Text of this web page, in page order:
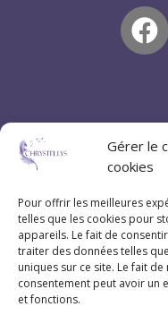
Gérer le
cookies
Pour offrir les meilleures
telles que les cookies pour
appareils. Le fait de
traiter des données telles
uniques sur ce site. Le fait
consentement peut avoir un
et fonctions.